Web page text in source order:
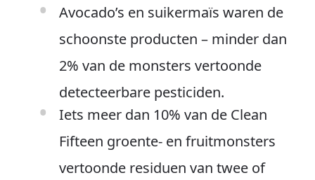
Avocado’s en suikermaïs waren de
schoonste producten – minder dan
2% van de monsters vertoonde
detecteerbare pesticiden.
Iets meer dan 10% van de Clean
Fifteen groente- en fruitmonsters
vertoonde residuen van twee of